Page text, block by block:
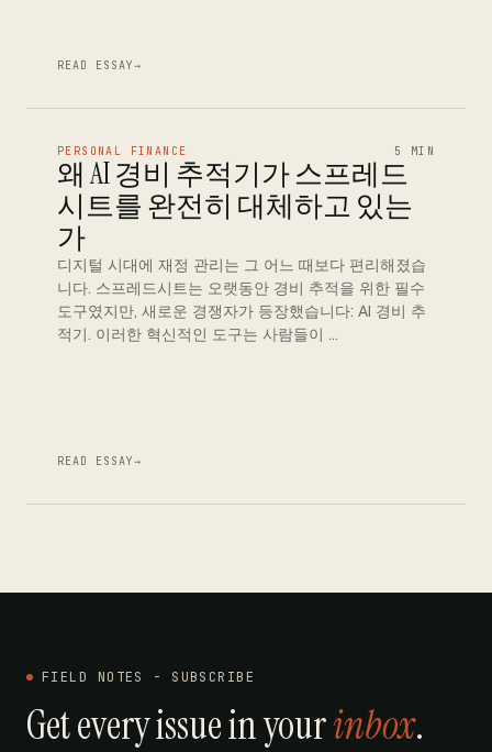
READ ESSAY→
PERSONAL FINANCE 5 MIN
왜 AI 경비 추적기가 스프레드
시트를 완전히 대체하고 있는
가
디지털 시대에 재정 관리는 그 어느 때보다 편리해졌습
니다. 스프레드시트는 오랫동안 경비 추적을 위한 필수
도구였지만, 새로운 경쟁자가 등장했습니다: AI 경비 추
적기. 이러한 혁신적인 도구는 사람들이 …
READ ESSAY→
FIELD NOTES - SUBSCRIBE
Get every issue in yourinbox.